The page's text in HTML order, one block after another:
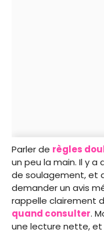
Parler de règles
un peu la main. Il y
de soulagement, et
demander un avis
rappelle clairement
quand consulter.
une lecture nette, et